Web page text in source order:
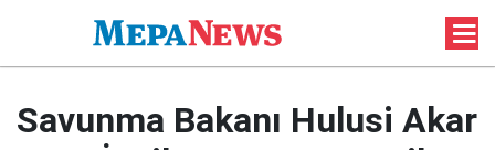
Savunma Bakanı Hulusi Akar